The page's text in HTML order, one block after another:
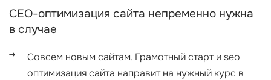
СЕО-оптимизация сайта непременно нужна
в случае
Совсем новым сайтам. Грамотный старт и seo
оптимизация сайта направит на нужный курс в